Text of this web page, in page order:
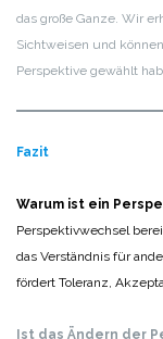
das große Ganze. Wir
Sichtweisen und
Perspektive gewählt
Fazit
Warum ist ein
Perspektivwechsel
das Verständnis für
fördert Toleranz,
Ist das Ändern der